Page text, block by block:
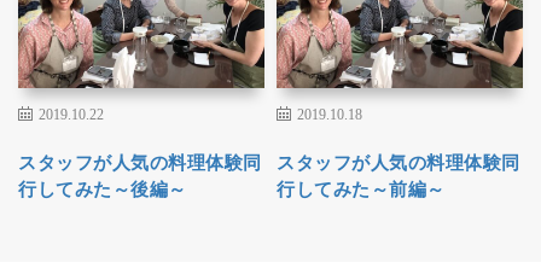
2019.10.22
スタッフが人気の料理体験同
行してみた～後編～
2019.10.18
スタッフが人気の料理体験同
行してみた～前編～